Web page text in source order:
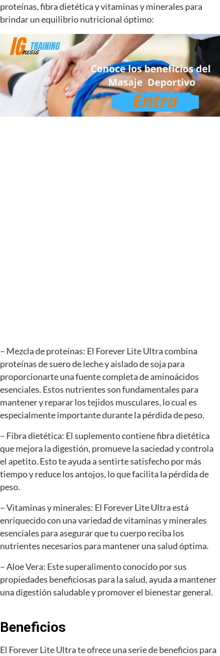
proteínas, fibra dietética y vitaminas y minerales para
brindar un equilibrio nutricional óptimo:
– Mezcla de proteínas: El Forever Lite Ultra combina
proteínas de suero de leche y aislado de soja para
proporcionarte una fuente completa de aminoácidos
esenciales. Estos nutrientes son fundamentales para
mantener y reparar los tejidos musculares, lo cual es
especialmente importante durante la pérdida de peso.
– Fibra dietética: El suplemento contiene fibra dietética
que mejora la digestión, promueve la saciedad y controla
el apetito. Esto te ayuda a sentirte satisfecho por más
tiempo y reduce los antojos, lo que facilita la pérdida de
peso.
– Vitaminas y minerales: El Forever Lite Ultra está
enriquecido con una variedad de vitaminas y minerales
esenciales para asegurar que tu cuerpo reciba los
nutrientes necesarios para mantener una salud óptima.
– Aloe Vera: Este superalimento conocido por sus
propiedades beneficiosas para la salud, ayuda a mantener
una digestión saludable y promover el bienestar general.
Beneficios
El Forever Lite Ultra te ofrece una serie de beneficios para